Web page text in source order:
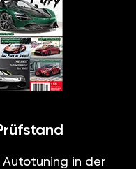
Autotuning in der